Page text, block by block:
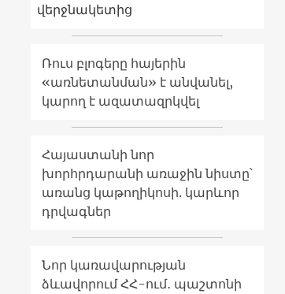
վերջնակետից
Ռուս բլոգերը հայերին
«առնետանման» է անվանել,
կարող է ազատազրկվել
Հայաստանի նոր
խորհրդարանի առաջին նիստը՝
առանց կաթողիկոսի. կարևոր
դրվագներ
Նոր կառավարության
ձևավորում ՀՀ-ում․ պաշտոնի